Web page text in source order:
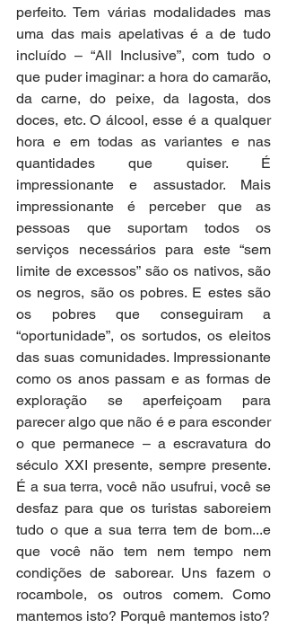
perfeito. Tem várias modalidades mas
uma das mais apelativas é a de tudo
incluído – “All Inclusive”, com tudo o
que puder imaginar: a hora do camarão,
da carne, do peixe, da lagosta, dos
doces, etc. O álcool, esse é a qualquer
hora e em todas as variantes e nas
quantidades que quiser. É
impressionante e assustador. Mais
impressionante é perceber que as
pessoas que suportam todos os
serviços necessários para este “sem
limite de excessos” são os nativos, são
os negros, são os pobres. E estes são
os pobres que conseguiram a
“oportunidade”, os sortudos, os eleitos
das suas comunidades. Impressionante
como os anos passam e as formas de
exploração se aperfeiçoam para
parecer algo que não é e para esconder
o que permanece – a escravatura do
século XXI presente, sempre presente.
É a sua terra, você não usufrui, você se
desfaz para que os turistas saboreiem
tudo o que a sua terra tem de bom...e
que você não tem nem tempo nem
condições de saborear. Uns fazem o
rocambole, os outros comem. Como
mantemos isto? Porquê mantemos isto?